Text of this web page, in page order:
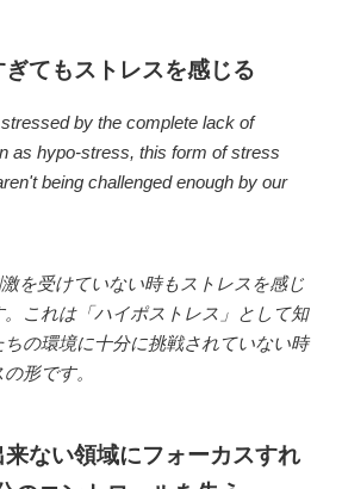
てもストレスを感じる
by the complete lack of
as hypo-stress, this form of stress
being challenged enough by our
を受けていない時もストレスを感じ
これは「ハイポストレス」として知
ちの環境に十分に挑戦されていない時
形です。
ない領域にフォーカスすれ